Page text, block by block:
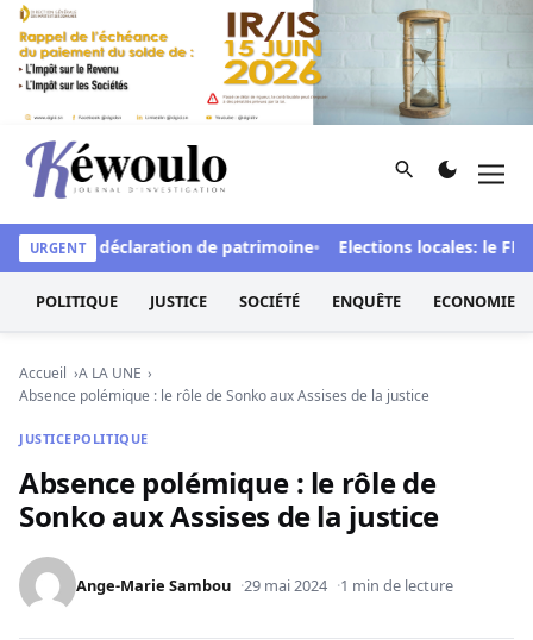
Aller au contenu
Kéwoulo, le premier site d'information et d'investigation
Rechercher
URGENT
et de la déclaration de patrimoine Elections locales: le FDR
POLITIQUE JUSTICE SOCIÉTÉ ENQUÊTE ECONOMIE
Accueil
A LA UNE
Absence polémique : le rôle de Sonko aux Assises de la justice
JUSTICEPOLITIQUE
Absence polémique : le rôle de
Sonko aux Assises de la justice
Ange-Marie Sambou 29 mai 2024 1 min de lecture